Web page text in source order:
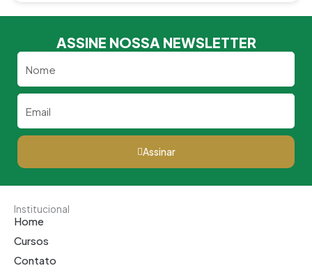
ASSINE NOSSA NEWSLETTER
Assinar
Institucional
Home
Cursos
Contato